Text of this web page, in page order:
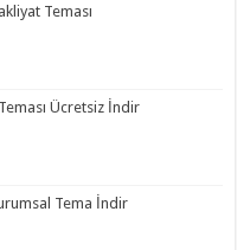
Teması
Ücretsiz İndir
Tema İndir